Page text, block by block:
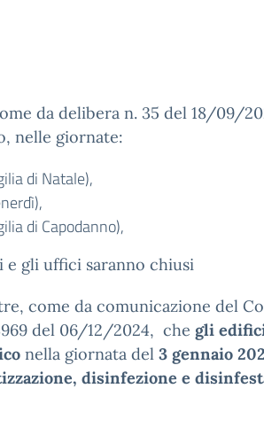
da delibera n. 35 del 18/09/
nelle giornate:
di Natale),
di Capodanno),
e gli uffici saranno chiusi
come da comunicazione del
del 06/12/2024, che gli
nella giornata del 3 gennaio
disinfezione e